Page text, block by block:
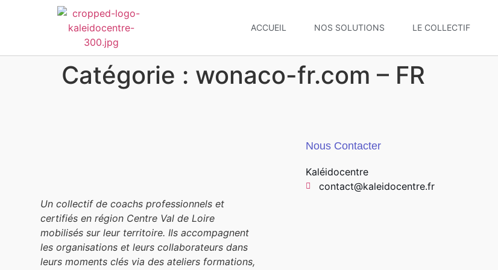
ACCUEIL NOS SOLUTIONS LE COLLECTIF
Catégorie : wonaco-fr.com – FR
Un collectif de coachs professionnels et
certifiés en région Centre Val de Loire
mobilisés sur leur territoire. Ils accompagnent
les organisations et leurs collaborateurs dans
leurs moments clés via des ateliers formations,
Nous Contacter
Kaléidocentre
contact@kaleidocentre.fr